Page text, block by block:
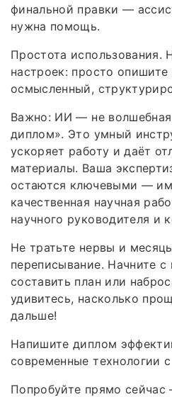
финальной правки —
нужна помощь.
Простота использования.
настроек: просто
осмысленный,
Важно: ИИ — не волшебная
диплом». Это умный
ускоряет работу и даёт
материалы. Ваша
остаются ключевыми —
качественная научная
научного руководителя и
Не тратьте нервы и
переписывание. Начните
составить план или
удивитесь, насколько
дальше!
Напишите диплом
современные технологии
Попробуйте прямо